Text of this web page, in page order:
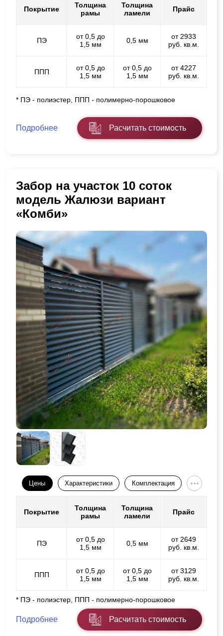
Покрытие
Толщина
рамы
Толщина
ламели
Прайс
ПЭ
от 0,5 до
1,5 мм
0,5 мм
от 2933
руб. кв.м.
ППП
от 0,5 до
1,5 мм
от 0,5 до
1,5 мм
от 4227
руб. кв.м.
* ПЭ - полиэстер, ППП - полимерно-порошковое
Подробнее Расчитать стоимость
Забор на участок 10 соток
модель Жалюзи вариант
«Комби»
Цены Характеристики Комплектация
Покрытие
Толщина
рамы
Толщина
ламели
Прайс
ПЭ
от 0,5 до
1,5 мм
0,5 мм
от 2649
руб. кв.м.
ППП
от 0,5 до
1,5 мм
от 0,5 до
1,5 мм
от 3129
руб. кв.м.
* ПЭ - полиэстер, ППП - полимерно-порошковое
Подробнее Расчитать стоимость